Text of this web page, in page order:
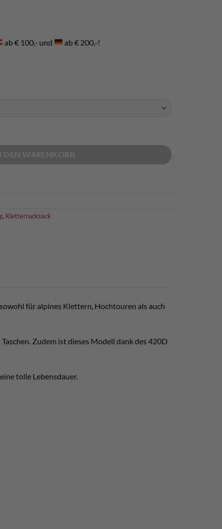
ab € 100,- und ab € 200,-!
DEN WARENKORB
, Kletterrucksack
für alpines Klettern, Hochtouren als auch
Zudem ist dieses Modell dank des 420D
tolle Lebensdauer.